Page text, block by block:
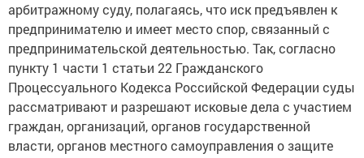
арбитражному суду, полагаясь, что иск предъявлен к
предпринимателю и имеет место спор, связанный с
предпринимательской деятельностью. Так, согласно
пункту 1 части 1 статьи 22 Гражданского
Процессуального Кодекса Российской Федерации суды
рассматривают и разрешают исковые дела с участием
граждан, организаций, органов государственной
власти, органов местного самоуправления о защите